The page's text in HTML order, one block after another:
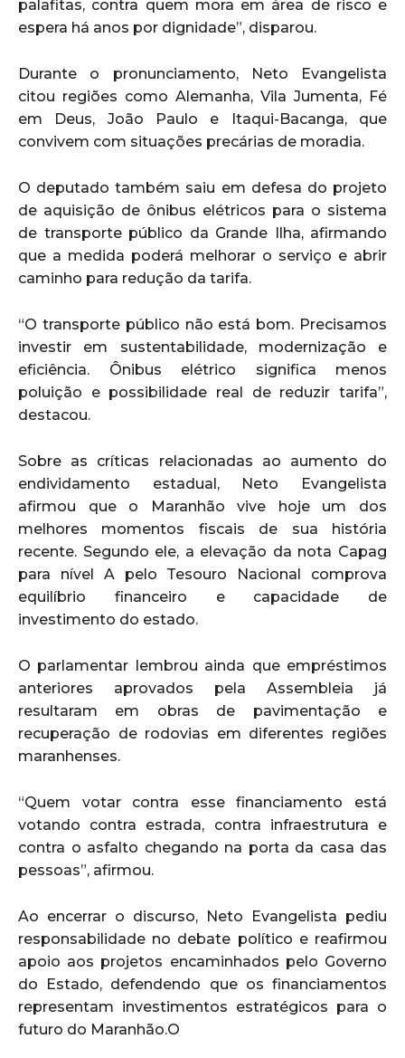
palafitas, contra quem mora em área de risco e
espera há anos por dignidade”, disparou.
Durante o pronunciamento, Neto Evangelista
citou regiões como Alemanha, Vila Jumenta, Fé
em Deus, João Paulo e Itaqui-Bacanga, que
convivem com situações precárias de moradia.
O deputado também saiu em defesa do projeto
de aquisição de ônibus elétricos para o sistema
de transporte público da Grande Ilha, afirmando
que a medida poderá melhorar o serviço e abrir
caminho para redução da tarifa.
“O transporte público não está bom. Precisamos
investir em sustentabilidade, modernização e
eficiência. Ônibus elétrico significa menos
poluição e possibilidade real de reduzir tarifa”,
destacou.
Sobre as críticas relacionadas ao aumento do
endividamento estadual, Neto Evangelista
afirmou que o Maranhão vive hoje um dos
melhores momentos fiscais de sua história
recente. Segundo ele, a elevação da nota Capag
para nível A pelo Tesouro Nacional comprova
equilíbrio financeiro e capacidade de
investimento do estado.
O parlamentar lembrou ainda que empréstimos
anteriores aprovados pela Assembleia já
resultaram em obras de pavimentação e
recuperação de rodovias em diferentes regiões
maranhenses.
“Quem votar contra esse financiamento está
votando contra estrada, contra infraestrutura e
contra o asfalto chegando na porta da casa das
pessoas”, afirmou.
Ao encerrar o discurso, Neto Evangelista pediu
responsabilidade no debate político e reafirmou
apoio aos projetos encaminhados pelo Governo
do Estado, defendendo que os financiamentos
representam investimentos estratégicos para o
futuro do Maranhão.O